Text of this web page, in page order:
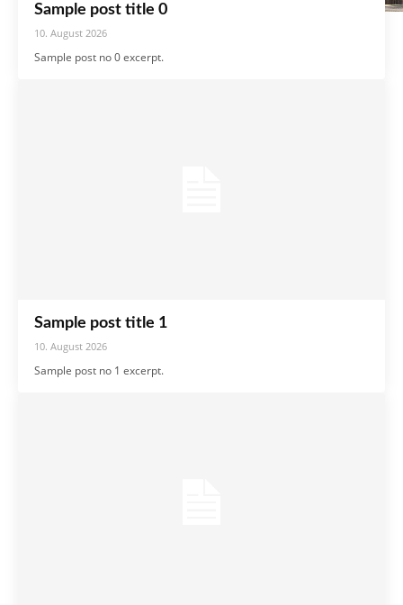
Sample post title 0
10. August 2026
Sample post no 0 excerpt.
Sample post title 1
10. August 2026
Sample post no 1 excerpt.